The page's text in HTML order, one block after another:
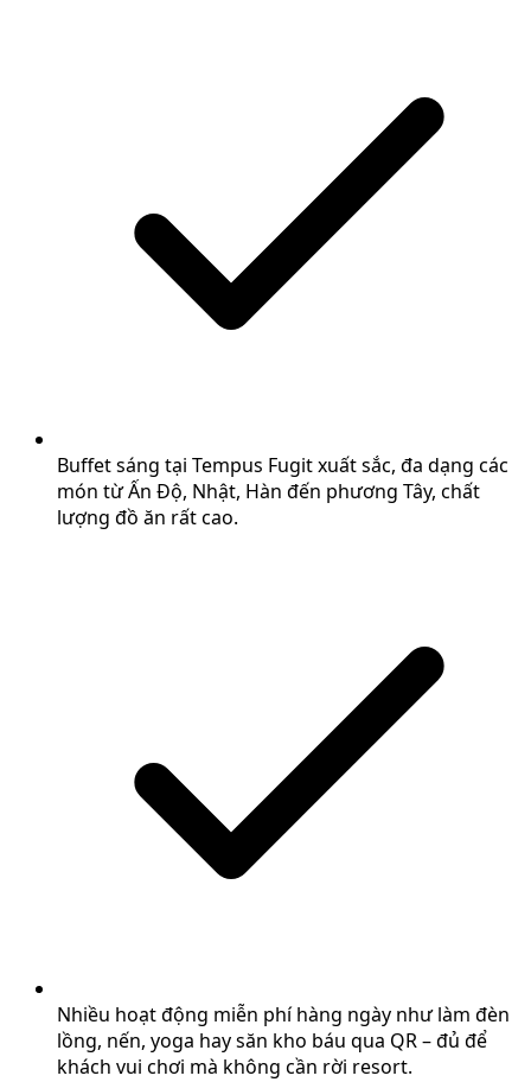
Buffet sáng tại Tempus Fugit xuất sắc, đa dạng các
món từ Ấn Độ, Nhật, Hàn đến phương Tây, chất
lượng đồ ăn rất cao.
Nhiều hoạt động miễn phí hàng ngày như làm đèn
lồng, nến, yoga hay săn kho báu qua QR – đủ để
khách vui chơi mà không cần rời resort.